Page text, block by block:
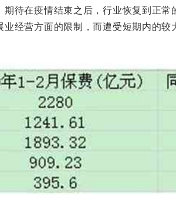
待在疫情结束之后，行业恢复到正常
经营方面的限制，而遭受短期内的较